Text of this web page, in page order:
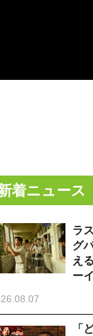
着ニュース
ラ
グ
え
ー
「